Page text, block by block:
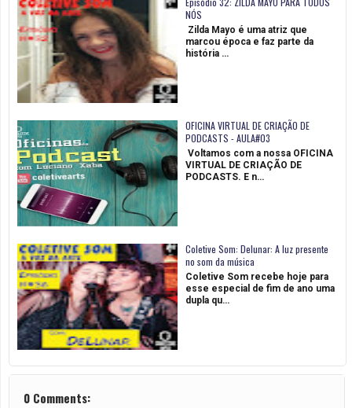
NÓS
Zilda Mayo é uma atriz que
marcou época e faz parte da
história …
OFICINA VIRTUAL DE CRIAÇÃO DE
PODCASTS - AULA#03
Voltamos com a nossa OFICINA
VIRTUAL DE CRIAÇÃO DE
PODCASTS. E n…
Coletive Som: Delunar: A luz presente
no som da música
Coletive Som recebe hoje para
esse especial de fim de ano uma
dupla qu…
0 Comments: